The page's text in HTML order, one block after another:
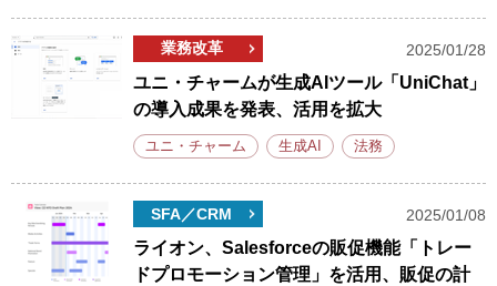
業務改革 2025/01/28
ユニ・チャームが生成AIツール「UniChat」
の導入成果を発表、活用を拡大
ユニ・チャーム 生成AI 法務
SFA／CRM 2025/01/08
ライオン、Salesforceの販促機能「トレー
ドプロモーション管理」を活用、販促の計